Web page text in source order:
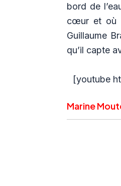
bord de
cœur et où
Guillaume
qu’il capte
[youtube
Marine